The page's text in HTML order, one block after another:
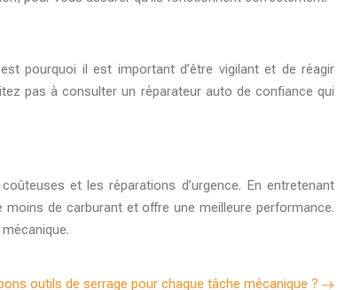
pourquoi il est important d’être vigilant et de réagir
pas à consulter un réparateur auto de confiance qui
et les réparations d’urgence. En entretenant
de carburant et offre une meilleure performance.
outils de serrage pour chaque tâche mécanique ?